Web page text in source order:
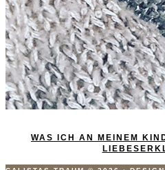
WAS ICH AN MEINEM